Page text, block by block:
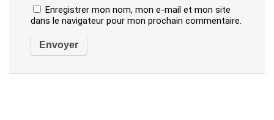
Enregistrer mon nom, mon e-mail et mon site
dans le navigateur pour mon prochain commentaire.